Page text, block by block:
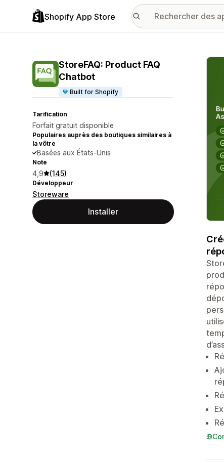
Shopify App Store
StoreFAQ: Product FAQ
Chatbot
Built for Shopify
Tarification
Forfait gratuit disponible
Populaires auprès des boutiques similaires à
la vôtre
Basées aux États-Unis
Note
4,9 (145)
Développeur
Storeware
Installer